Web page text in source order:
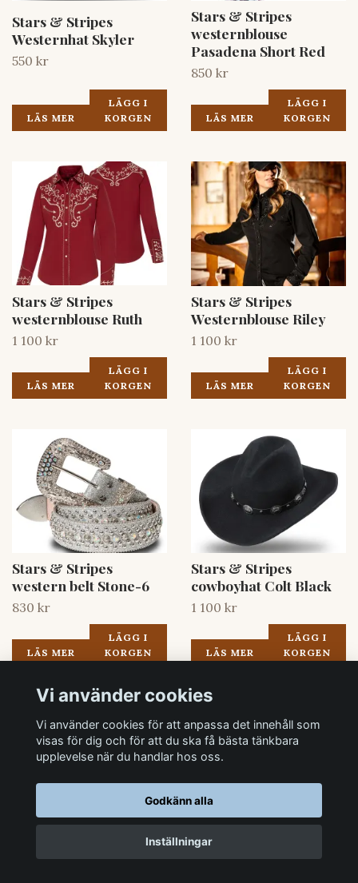
Stars & Stripes
Westernhat Skyler
550 kr
LÄS MER
LÄGG I
KORGEN
Stars & Stripes
westernblouse
Pasadena Short Red
850 kr
LÄS MER
LÄGG I
KORGEN
Stars & Stripes
westernblouse Ruth
1 100 kr
LÄS MER
LÄGG I
KORGEN
Stars & Stripes
Westernblouse Riley
1 100 kr
LÄS MER
LÄGG I
KORGEN
Stars & Stripes
western belt Stone-6
830 kr
LÄS MER
LÄGG I
KORGEN
Stars & Stripes
cowboyhat Colt Black
1 100 kr
LÄS MER
LÄGG I
KORGEN
Stars & Stripes
Bandana Bordeaux
Vi använder cookies
Vi använder cookies för att anpassa det innehåll som
visas för dig och för att du ska få bästa tänkbara
upplevelse när du handlar hos oss.
Godkänn alla
Inställningar